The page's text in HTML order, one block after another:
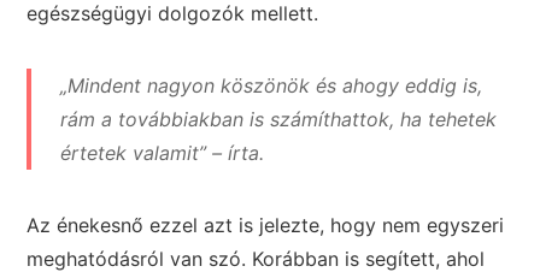
egészségügyi dolgozók mellett.
„Mindent nagyon köszönök és ahogy eddig is,
rám a továbbiakban is számíthattok, ha tehetek
értetek valamit” – írta.
Az énekesnő ezzel azt is jelezte, hogy nem egyszeri
meghatódásról van szó. Korábban is segített, ahol